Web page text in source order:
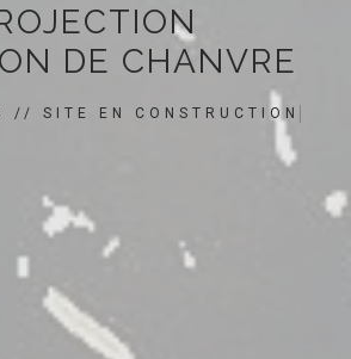
DE CHANVRE
// SITE EN CONSTRUCTION